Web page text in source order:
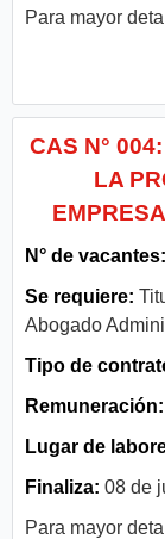
Para mayor
CAS N°
LA
N° de vacantes:
Se requiere:
Abogado
Tipo de
Remuneración:
Lugar de
Finaliza: 08 de
Para mayor